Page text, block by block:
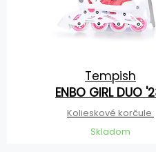
Tempish
ENBO GIRL DUO
Kolieskové korčule
Skladom